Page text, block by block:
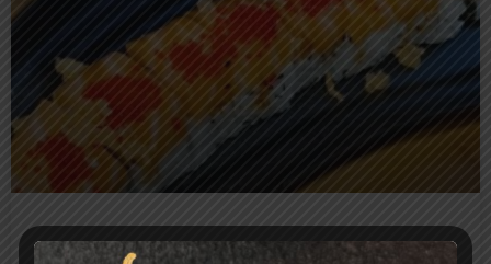
Sabores a la brasa y sushi creativo: lo